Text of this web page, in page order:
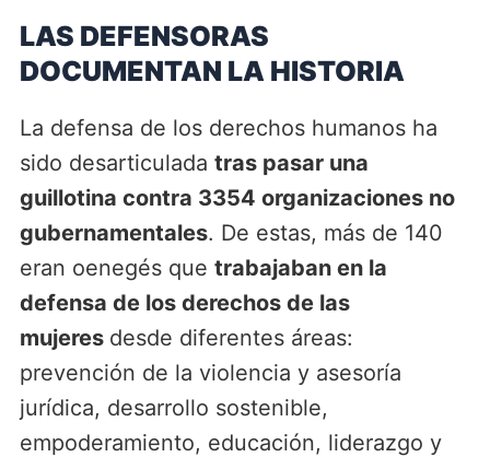
LAS DEFENSORAS
DOCUMENTAN LA HISTORIA
La defensa de los derechos humanos ha
sido desarticulada tras pasar una
guillotina contra 3354 organizaciones no
gubernamentales. De estas, más de 140
eran oenegés que trabajaban en la
defensa de los derechos de las
mujeres desde diferentes áreas:
prevención de la violencia y asesoría
jurídica, desarrollo sostenible,
empoderamiento, educación, liderazgo y